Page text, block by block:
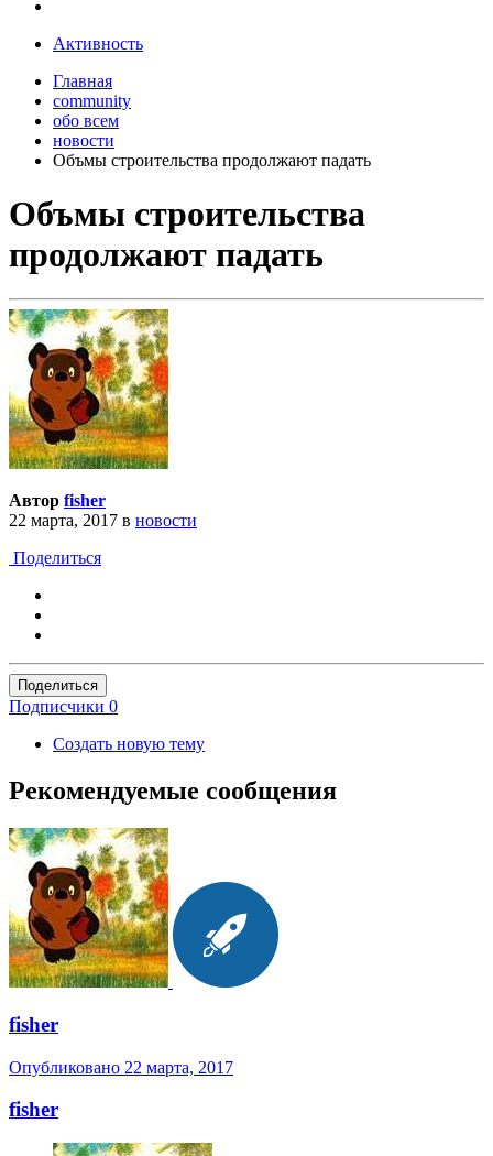
Активность
Главная
community
обо всем
новости
Объмы строительства продолжают падать
Объмы строительства
продолжают падать
Автор fisher
22 марта, 2017 в новости
Поделиться
Поделиться
Подписчики 0
Создать новую тему
Рекомендуемые сообщения
fisher
Опубликовано 22 марта, 2017
fisher